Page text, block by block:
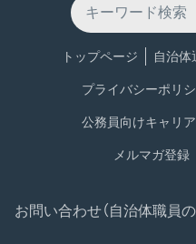
トップページ 自治体
プライバシーポリ
公務員向けキャリア
メルマガ登録
お問い合わせ（自治体職員の